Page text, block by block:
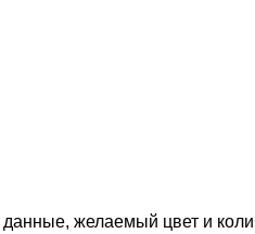
желаемый цвет и